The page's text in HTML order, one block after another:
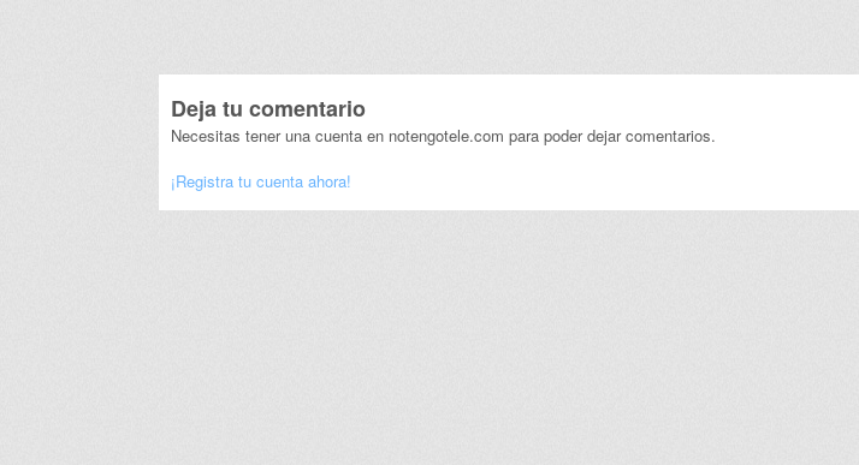
Deja tu comentario
Necesitas tener una cuenta en notengotele.com para poder dejar comentarios.
¡Registra tu cuenta ahora!